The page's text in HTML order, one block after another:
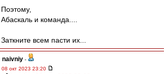
Поэтому,
Абаскаль и команда....
Заткните всем пасти их...
naivniy -
08 окт 2023 23:20